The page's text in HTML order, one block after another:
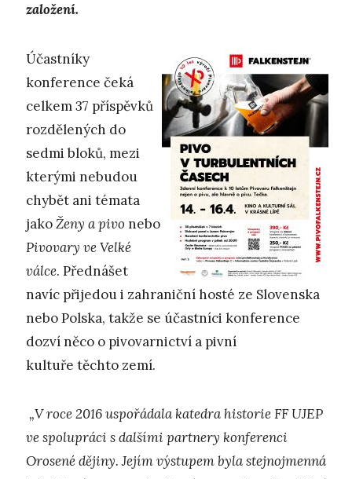
založení.
Účastníky
konference čeká
celkem 37 příspěvků
rozdělených do
sedmi bloků, mezi
kterými nebudou
chybět ani témata
jakoŽeny a pivo nebo
Pivovary ve Velké
válce. Přednášet
navíc přijedou i zahraniční hosté ze Slovenska
nebo Polska, takže se účastníci konference
dozví něco o pivovarnictví a pivní
kultuře těchto zemí.
„V roce 2016 uspořádala katedra historie FF UJEP
ve spolupráci s dalšími partnery konferenci
Orosené dějiny. Jejím výstupem byla stejnojmenná